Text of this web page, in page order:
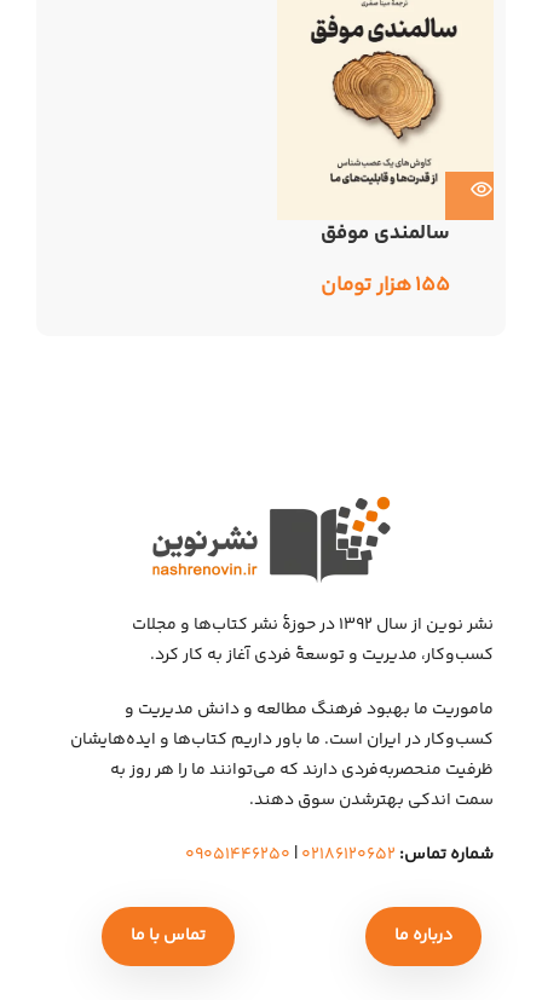
سالمندی موفق
۱۵۵هزار تومان
نشر نوین از سال ۱۳۹۲ در حوزهٔ نشر کتاب‌ها و مجلات
کسب‌وکار، مدیریت و توسعهٔ فردی آغاز به کار کرد.
ماموریت ما بهبود فرهنگ مطالعه و دانش مدیریت و
کسب‌وکار در ایران است. ما باور داریم کتاب‌ها و ایده‌هایشان
ظرفیت منحصربه‌فردی دارند که می‌توانند ما را هر روز به
سمت اندکی بهتر‌شدن سوق دهند.
شماره تماس: ۰۲۱۸۶۱۲۰۶۵۲| ۰۹۰۵۱۴۴۶۲۵۰
درباره ما تماس با ما